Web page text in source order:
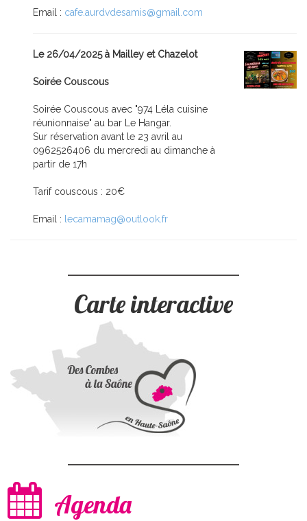
Email : cafe.aurdvdesamis@gmail.com
Le 26/04/2025 à Mailley et Chazelot
Soirée Couscous
Soirée Couscous avec "974 Léla cuisine
réunionnaise" au bar Le Hangar.
Sur réservation avant le 23 avril au
0962526406 du mercredi au dimanche à
partir de 17h
Tarif couscous : 20€
Email : lecamamag@outlook.fr
Carte interactive
Agenda